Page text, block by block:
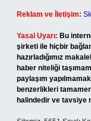
Reklam ve İletişim:
Yasal Uyarı: Bu
şirketi ile hiçbir
hazırladığımız
haber niteliği
paylaşım
benzerlikleri
halindedir ve tavsiye